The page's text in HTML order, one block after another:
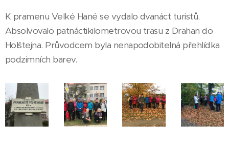
K pramenu Velké Hané se vydalo dvanáct turistů.
Absolvovalo patnáctikilometrovou trasu z Drahan do
Holštejna. Průvodcem byla nenapodobitelná přehlídka
podzimních barev.